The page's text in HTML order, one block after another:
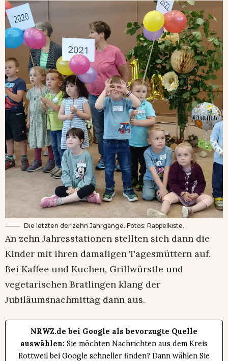
Die letzten der zehn Jahrgänge. Fotos: Rappelkiste.
An zehn Jahresstationen stellten sich dann die
Kinder mit ihren damaligen Tagesmüttern auf.
Bei Kaffee und Kuchen, Grillwürstle und
vegetarischen Bratlingen klang der
Jubiläumsnachmittag dann aus.
NRWZ.de bei Google als bevorzugte Quelle
auswählen: Sie möchten Nachrichten aus dem Kreis
Rottweil bei Google schneller finden? Dann wählen Sie